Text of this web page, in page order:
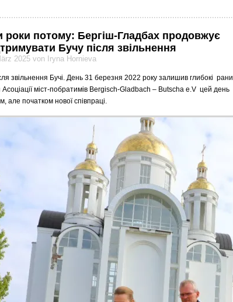
роки потому: Бергіш-Гладбах продовжує
Бучу після звільнення
2025 von Iryna Hornieva
звільнення Бучі. День 31 березня 2022 року залишив глибокі рани
Асоціації міст-побратимів Bergisch-Gladbach – Butscha e.V цей день
але початком нової співпраці.